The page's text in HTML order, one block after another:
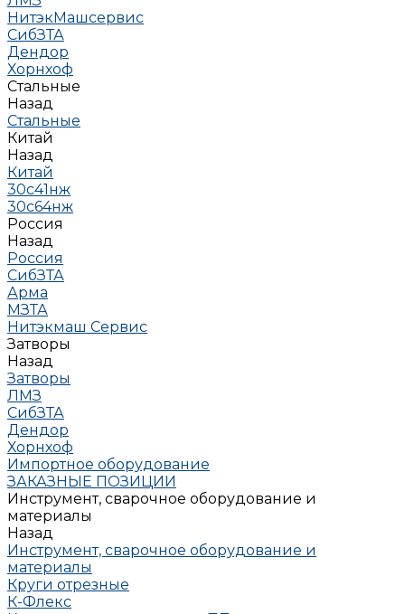
НитэкМашсервис
СибЗТА
Дендор
Хорнхоф
Стальные
Назад
Стальные
Китай
Назад
Китай
30с41нж
30с64нж
Россия
Назад
Россия
СибЗТА
Арма
МЗТА
Нитэкмаш Сервис
Затворы
Назад
Затворы
ЛМЗ
СибЗТА
Дендор
Хорнхоф
Импортное оборудование
ЗАКАЗНЫЕ ПОЗИЦИИ
Инструмент, сварочное оборудование и
материалы
Назад
Инструмент, сварочное оборудование и
материалы
Круги отрезные
К-Флекс